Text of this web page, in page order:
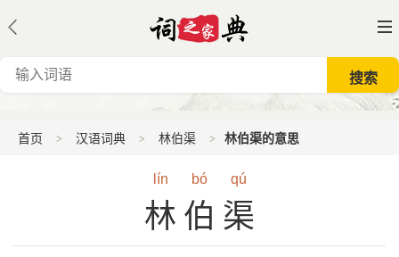
首页 汉语词典 林伯渠 林伯渠的意思
lín bó qú
林伯渠